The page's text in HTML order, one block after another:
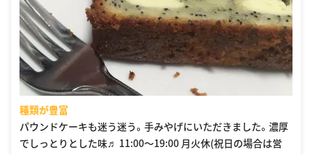
種類が豊富
パウンドケーキも迷う迷う。手みやげにいただきました。濃厚
でしっとりとした味♬ 11:00〜19:00 月火休(祝日の場合は営